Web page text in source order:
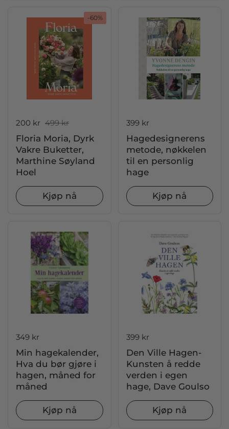
Salgspris:
200 kr Ordinær pris:
499 kr
Floria Moria, Dyrk
Vakre Buketter,
Marthine Søyland
Hoel
Kjøp nå
-60%
Pris:
399 kr
Hagedesignerens
metode, nøkkelen
til en personlig
hage
Kjøp nå
Pris:
349 kr
Min hagekalender,
Hva du bør gjøre i
hagen, måned for
måned
Kjøp nå
Pris:
399 kr
Den Ville Hagen-
Kunsten å redde
verden i egen
hage, Dave Goulso
Kjøp nå